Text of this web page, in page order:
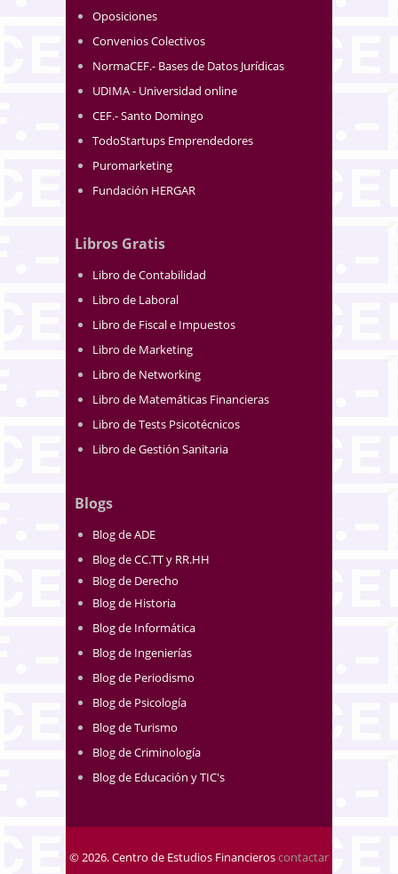
Oposiciones
Convenios Colectivos
NormaCEF.- Bases de Datos Jurídicas
UDIMA - Universidad online
CEF.- Santo Domingo
TodoStartups Emprendedores
Puromarketing
Fundación HERGAR
Libros Gratis
Libro de Contabilidad
Libro de Laboral
Libro de Fiscal e Impuestos
Libro de Marketing
Libro de Networking
Libro de Matemáticas Financieras
Libro de Tests Psicotécnicos
Libro de Gestión Sanitaria
Blogs
Blog de ADE
Blog de CC.TT y RR.HH
Blog de Derecho
Blog de Historia
Blog de Informática
Blog de Ingenierías
Blog de Periodismo
Blog de Psicología
Blog de Turismo
Blog de Criminología
Blog de Educación y TIC's
© 2026. Centro de Estudios Financieroscontactar